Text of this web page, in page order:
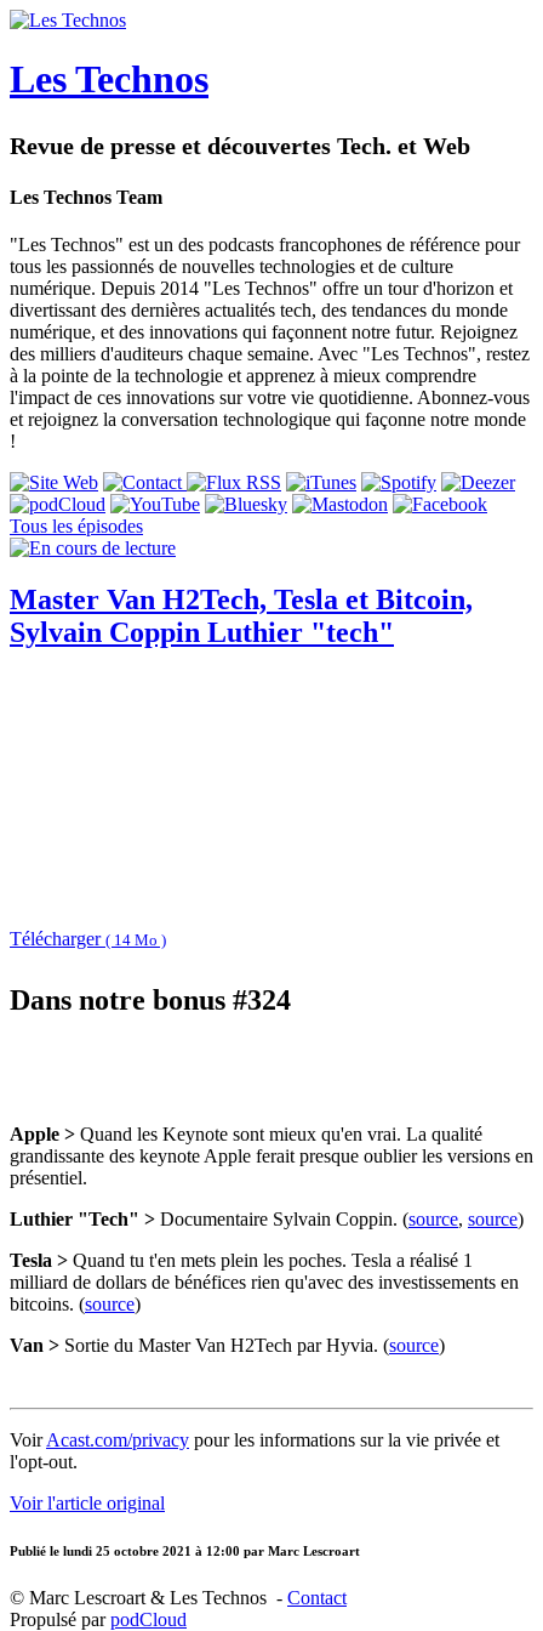
Les Technos
Revue de presse et découvertes Tech. et Web
Les Technos Team
"Les Technos" est un des podcasts francophones de référence pour
tous les passionnés de nouvelles technologies et de culture
numérique. Depuis 2014 "Les Technos" offre un tour d'horizon et
divertissant des dernières actualités tech, des tendances du monde
numérique, et des innovations qui façonnent notre futur. Rejoignez
des milliers d'auditeurs chaque semaine. Avec "Les Technos", restez
à la pointe de la technologie et apprenez à mieux comprendre
l'impact de ces innovations sur votre vie quotidienne. Abonnez-vous
et rejoignez la conversation technologique qui façonne notre monde
!
Tous les épisodes
Master Van H2Tech, Tesla et Bitcoin,
Sylvain Coppin Luthier "tech"
Télécharger ( 14 Mo )
Dans notre bonus #324
Apple > Quand les Keynote sont mieux qu'en vrai. La qualité
grandissante des keynote Apple ferait presque oublier les versions en
présentiel.
Luthier "Tech" > Documentaire Sylvain Coppin. (source, source)
Tesla > Quand tu t'en mets plein les poches. Tesla a réalisé 1
milliard de dollars de bénéfices rien qu'avec des investissements en
bitcoins. (source)
Van > Sortie du Master Van H2Tech par Hyvia. (source)
VoirAcast.com/privacy pour les informations sur la vie privée et
l'opt-out.
Voir l'article original
Publié le lundi 25 octobre 2021 à 12:00 par Marc Lescroart
© Marc Lescroart & Les Technos - Contact
Propulsé parpodCloud